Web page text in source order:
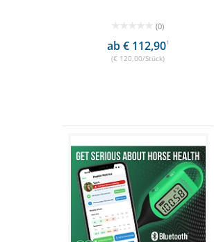
(0)
ab € 112,901
(€ 120,00/Stück)